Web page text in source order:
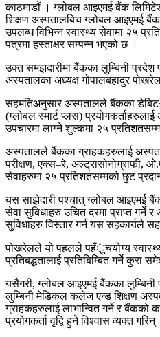
काठमाडौं । ग्लोबल आइएमई बैंक
शिक्षण अस्पतालबिच ग्लोबल आइएमई
उपलब्ध विभिन्न स्वास्थ्य सेवामा २५
पत्रमा हस्ताक्षर सम्पन्न भएको छ ।
उक्त समझदारीमा बैंकका लुम्बिनी प्रदेश
अस्पतालका अध्यक्ष गोपालबहादुर
सहमतिअनुसार अस्पतालले बैंकका
(ग्लोबल स्मार्ट प्लस)
उपचारमा लाग्ने शुल्कमा २५
अस्पतालले बैंकका ग्राहकहरुलाई
परीक्षण, एक्स–रे, अल्ट्रासोनोग्राफी,
सेवाहरुमा २५ प्रतिशतसम्मको छुट
यस साझेदारी पश्चात् ग्लोबल आइएमई
सेवा सुबिधाहरु उचित दरमा प्राप्त गर्ने
सुविधाहरु विस्तार गर्न यस सहकार्यले
पोखरेलले यो पहलले पहँुचयोग्य
प्रतिबद्धतालाई प्रतिबिम्बित गर्ने कुरा
यसैगरी, ग्लोबल आइएमई बैंकका लुम्बिनी
लुम्बिनी मेडिकल कलेज एन्ड शिक्षण
ग्राहकहरुलाई लाभान्वित गर्ने र बैंकको
प्रयोगकर्ता वृद्वि हुने विश्वास व्यक्त गरिन्